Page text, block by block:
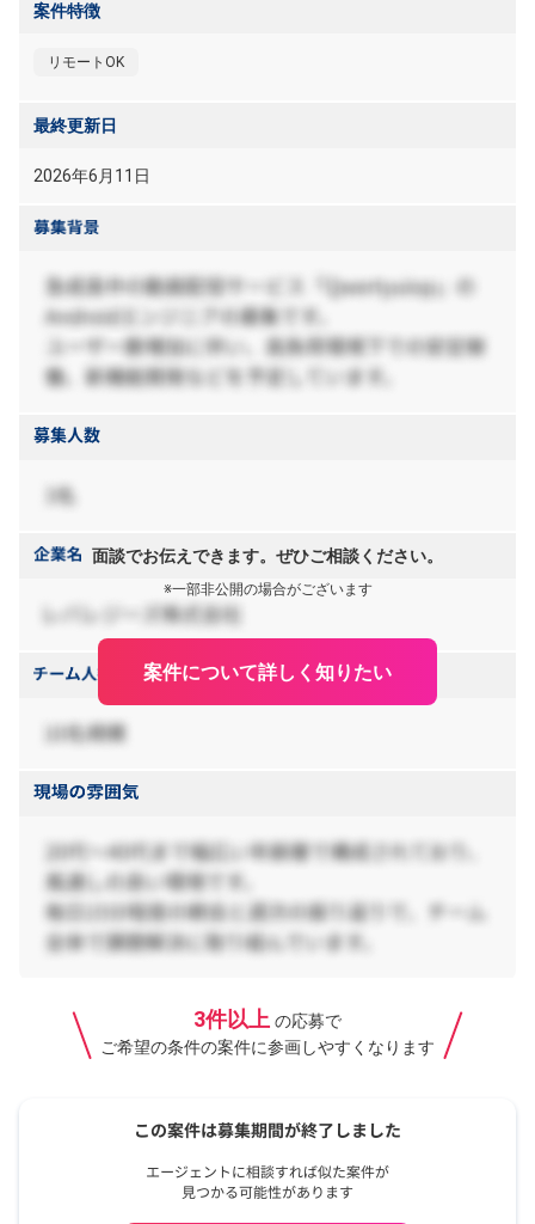
案件特徴
リモートOK
最終更新日
2026年6月11日
面談でお伝えできます。ぜひご相談ください。
※一部非公開の場合がございます
案件について詳しく知りたい
3件以上 の応募で
ご希望の条件の案件に参画しやすくなります